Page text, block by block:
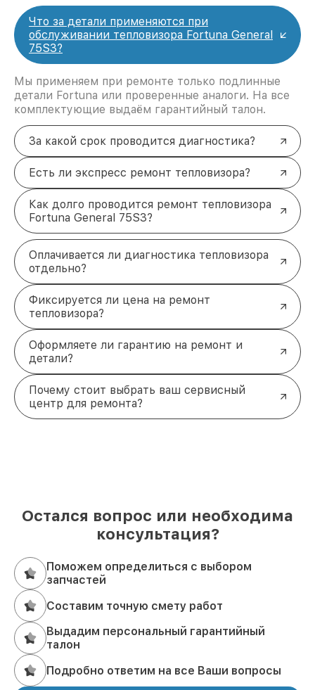
Что за детали применяются при
обслуживании тепловизора Fortuna General
75S3?
Мы применяем при ремонте только подлинные
детали Fortuna или проверенные аналоги. На все
комплектующие выдаём гарантийный талон.
За какой срок проводится диагностика?
Есть ли экспресс ремонт тепловизора?
Как долго проводится ремонт тепловизора
Fortuna General 75S3?
Оплачивается ли диагностика тепловизора
отдельно?
Фиксируется ли цена на ремонт
тепловизора?
Оформляете ли гарантию на ремонт и
детали?
Почему стоит выбрать ваш сервисный
центр для ремонта?
Остался вопрос или необходима
консультация?
Поможем определиться с выбором
запчастей
Составим точную смету работ
Выдадим персональный гарантийный
талон
Подробно ответим на все Ваши вопросы